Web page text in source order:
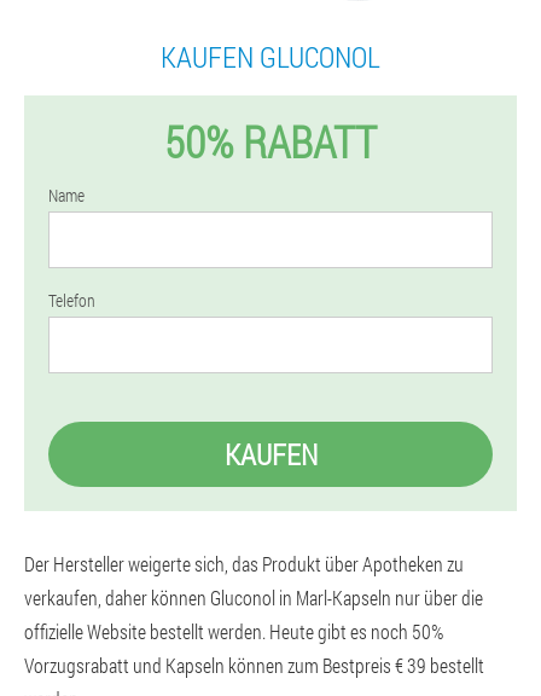
KAUFEN GLUCONOL
50% RABATT
Name
Telefon
KAUFEN
Der Hersteller weigerte sich, das Produkt über Apotheken zu
verkaufen, daher können Gluconol in Marl-Kapseln nur über die
offizielle Website bestellt werden. Heute gibt es noch 50%
Vorzugsrabatt und Kapseln können zum Bestpreis € 39 bestellt